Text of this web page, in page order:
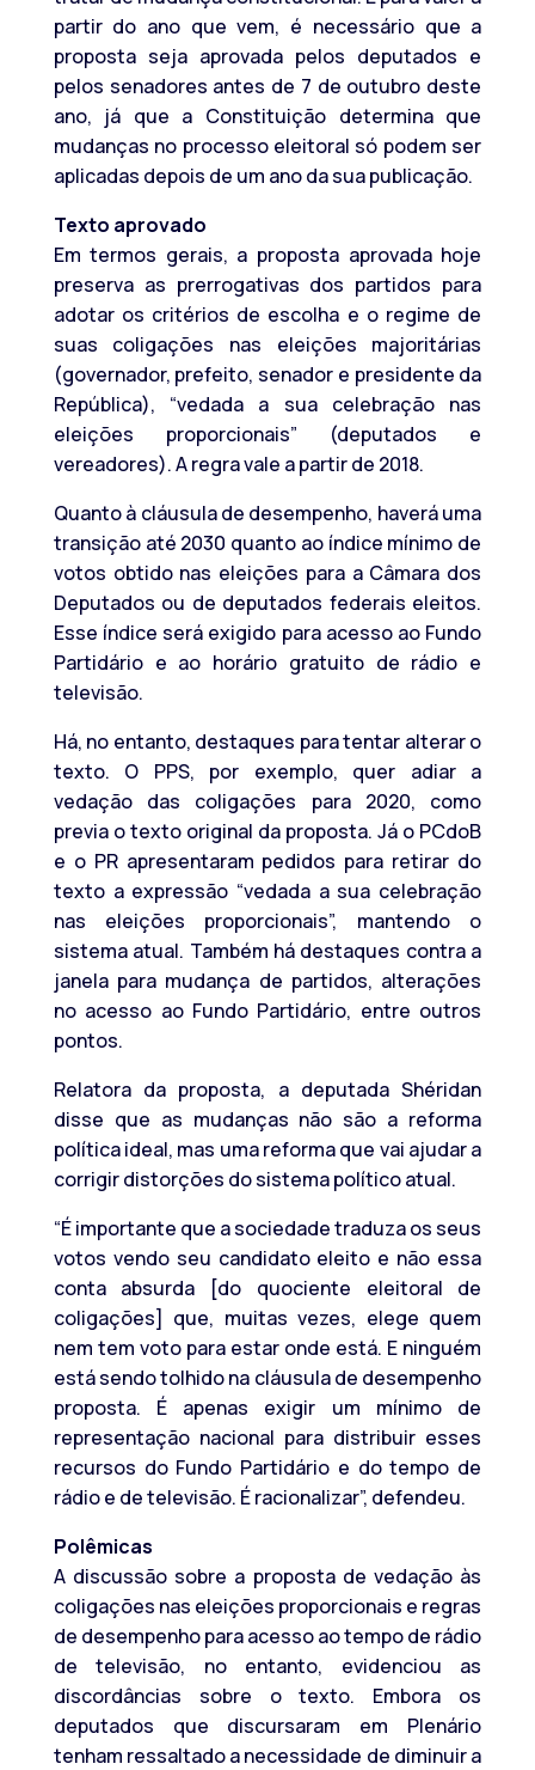
partir do ano que vem, é necessário que a
proposta seja aprovada pelos deputados e
pelos senadores antes de 7 de outubro deste
ano, já que a Constituição determina que
mudanças no processo eleitoral só podem ser
aplicadas depois de um ano da sua publicação.
Texto aprovado
Em termos gerais, a proposta aprovada hoje
preserva as prerrogativas dos partidos para
adotar os critérios de escolha e o regime de
suas coligações nas eleições majoritárias
(governador, prefeito, senador e presidente da
República), “vedada a sua celebração nas
eleições proporcionais” (deputados e
vereadores). A regra vale a partir de 2018.
Quanto à cláusula de desempenho, haverá uma
transição até 2030 quanto ao índice mínimo de
votos obtido nas eleições para a Câmara dos
Deputados ou de deputados federais eleitos.
Esse índice será exigido para acesso ao Fundo
Partidário e ao horário gratuito de rádio e
televisão.
Há, no entanto, destaques para tentar alterar o
texto. O PPS, por exemplo, quer adiar a
vedação das coligações para 2020, como
previa o texto original da proposta. Já o PCdoB
e o PR apresentaram pedidos para retirar do
texto a expressão “vedada a sua celebração
nas eleições proporcionais”, mantendo o
sistema atual. Também há destaques contra a
janela para mudança de partidos, alterações
no acesso ao Fundo Partidário, entre outros
pontos.
Relatora da proposta, a deputada Shéridan
disse que as mudanças não são a reforma
política ideal, mas uma reforma que vai ajudar a
corrigir distorções do sistema político atual.
“É importante que a sociedade traduza os seus
votos vendo seu candidato eleito e não essa
conta absurda [do quociente eleitoral de
coligações] que, muitas vezes, elege quem
nem tem voto para estar onde está. E ninguém
está sendo tolhido na cláusula de desempenho
proposta. É apenas exigir um mínimo de
representação nacional para distribuir esses
recursos do Fundo Partidário e do tempo de
rádio e de televisão. É racionalizar”, defendeu.
Polêmicas
A discussão sobre a proposta de vedação às
coligações nas eleições proporcionais e regras
de desempenho para acesso ao tempo de rádio
de televisão, no entanto, evidenciou as
discordâncias sobre o texto. Embora os
deputados que discursaram em Plenário
tenham ressaltado a necessidade de diminuir a